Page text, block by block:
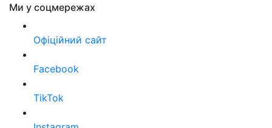
Ми у соцмережах
Офіційний сайт
Facebook
TikTok